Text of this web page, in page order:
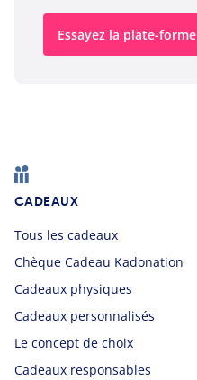
Essayez la plate-
Footer
CADEAUX
Tous les cadeaux
Chèque Cadeau Kadonation
Cadeaux physiques
Cadeaux personnalisés
Le concept de choix
Cadeaux responsables